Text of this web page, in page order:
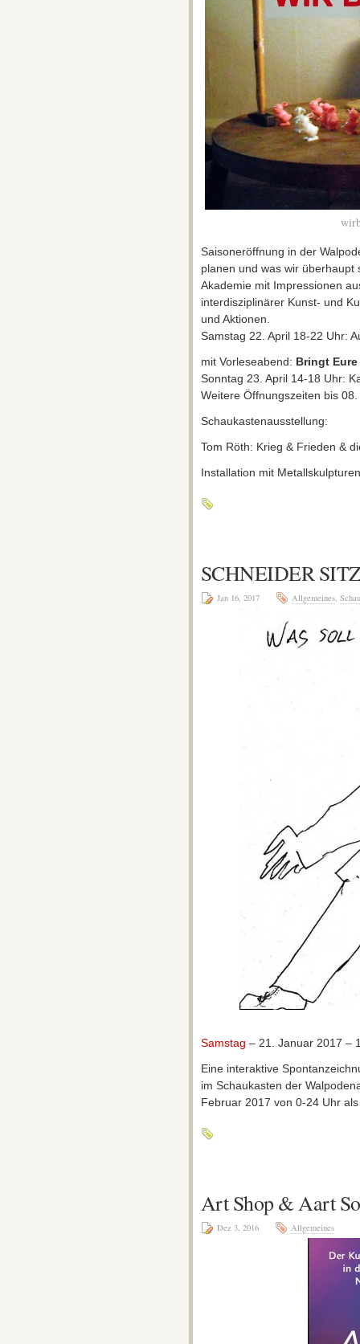
Saisoneröffnung in der
planen und was wir
Akademie mit Impressionen
interdisziplinärer Kunst- und
und Aktionen.
Samstag 22. April 18-22 Uhr:
mit Vorleseabend: Bringt
Sonntag 23. April 14-18 Uhr:
Weitere Öffnungszeiten bis
Schaukastenausstellung:
Tom Röth: Krieg & Frieden &
Installation mit
SCHNEIDER
Jan 16, 2017 Allgemeines,
Samstag – 21. Januar 2017 –
Eine interaktive
im Schaukasten der
Februar 2017 von 0-24 Uhr
Art Shop & Aart
Dez 3, 2016 Allgemeines